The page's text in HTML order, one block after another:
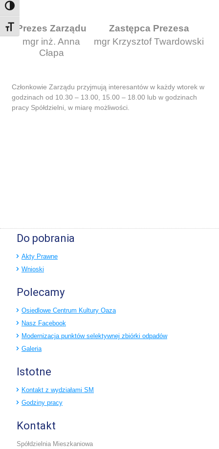
Toggle High Contrast
Toggle Font size
Prezes Zarządu
Zastępca Prezesa
mgr inż. Anna
Cłapa
mgr Krzysztof Twardowski
Członkowie Zarządu przyjmują interesantów w każdy wtorek w
godzinach od 10.30 – 13.00, 15.00 – 18.00 lub w godzinach
pracy Spółdzielni, w miarę możliwości.
Do pobrania
Akty Prawne
Wnioski
Polecamy
Osiedlowe Centrum Kultury Oaza
Nasz Facebook
Modernizacja punktów selektywnej zbiórki odpadów
Galeria
Istotne
Kontakt z wydziałami SM
Godziny pracy
Kontakt
Spółdzielnia Mieszkaniowa